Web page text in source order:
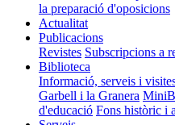
la preparació d'oposicions
Actualitat
Publicacions
Revistes Subscripcions a
Biblioteca
Informació, serveis i
Garbell i la Granera
d'educació Fons històric i